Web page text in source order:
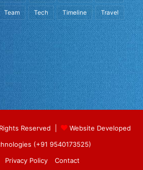
Team Tech Timeline Travel
Reserved |
Website Developed
(+91 9540173525)
Privacy Policy Contact